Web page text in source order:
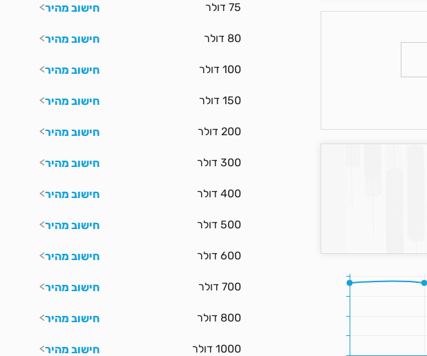
75 דולר חישוב מהיר
80 דולר חישוב מהיר
100 דולר חישוב מהיר
150 דולר חישוב מהיר
200 דולר חישוב מהיר
300 דולר חישוב מהיר
400 דולר חישוב מהיר
500 דולר חישוב מהיר
600 דולר חישוב מהיר
700 דולר חישוב מהיר
800 דולר חישוב מהיר
1000 דולר חישוב מהיר